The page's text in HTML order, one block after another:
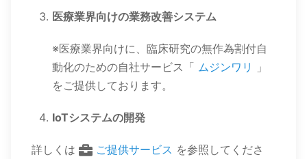
医療業界向けの業務改善システム
※医療業界向けに、臨床研究の無作為割付自
動化のための自社サービス「 ムジンワリ
」
をご提供しております。
IoTシステムの開発
詳しくは ご提供サービス を参照してくださ